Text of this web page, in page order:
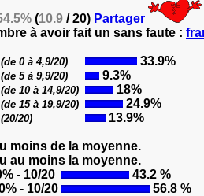
(10.9 / 20) Partager
à avoir fait un sans faute :
(de 0 à 4,9/20) 33.9%
(de 5 à 9,9/20) 9.3%
(de 10 à 14,9/20) 18%
(de 15 à 19,9/20) 24.9%
(20/20) 13.9%
moins de la moyenne.
au moins la moyenne.
- 10/20
43.2 %
- 10/20
56.8 %